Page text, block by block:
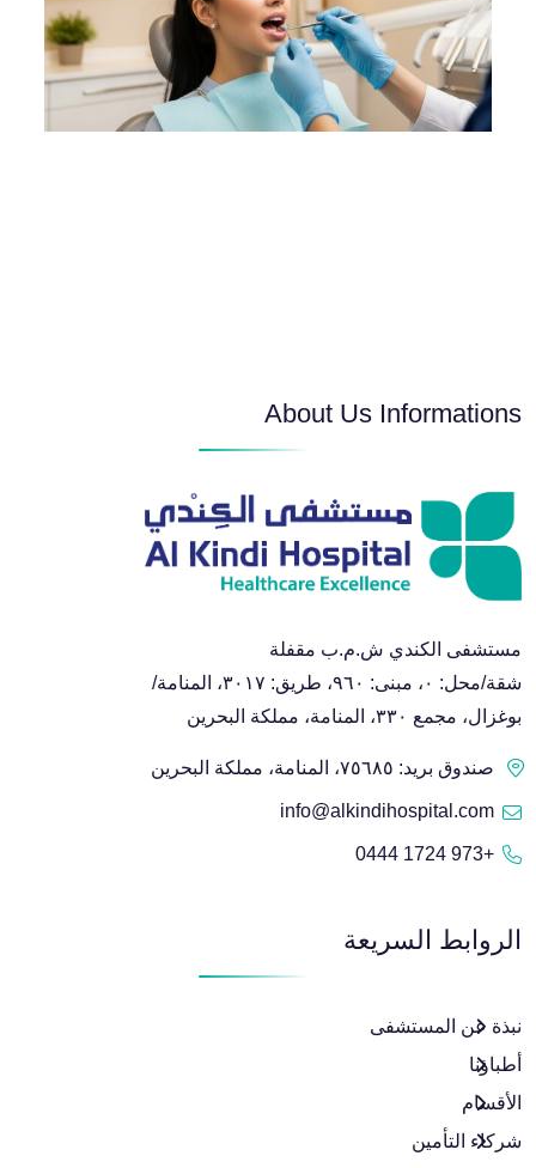
About Us Informations
مستشفى الكندي ش.م.ب مقفلة
شقة/محل: ٠، مبنى: ٩٦٠، طريق: ٣٠١٧، المنامة/
بوغزال، مجمع ٣٣٠، المنامة، مملكة البحرين
صندوق بريد: ٧٥٦٨٥، المنامة، مملكة البحرين
info@alkindihospital.com
+973 1724 0444
الروابط السريعة
نبذة عن المستشفى
أطباؤنا
الأقسام
شركاء التأمين